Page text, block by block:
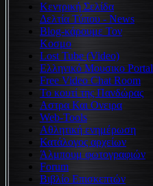
Κεντρική Σελίδα
Δελτία Τύπου - News
Blog-κάρουμε Τον
Κοσμο
Lost Tube (Video)
Ελληνικό Μουσικο Portal
Free Video Chat Room
Το κουτί της Πανδώρας
Αστρα Και Ονειρα
Web-Tools
Αθλητική ενημέρωση
Κατάλογος αρχείων
Άλμπουμ φωτογραφιών
Forum
Βιβλίο Επισκεπτών